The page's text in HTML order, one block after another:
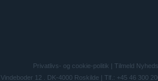
Privatlivs- og cookie-politik
Tilmeld
12 . DK-4000 Roskilde | Tlf.: +45 46 300